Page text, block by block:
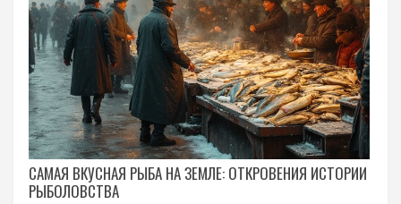
САМАЯ ВКУСНАЯ РЫБА НА ЗЕМЛЕ: ОТКРОВЕНИЯ ИСТОРИИ
РЫБОЛОВСТВА